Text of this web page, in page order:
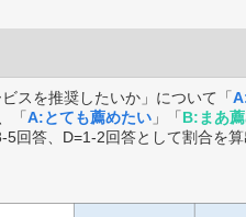
スを推奨したいか」について「
「A:とても薦めたい 」「B:まあ
答、D=1-2回答として割合を算